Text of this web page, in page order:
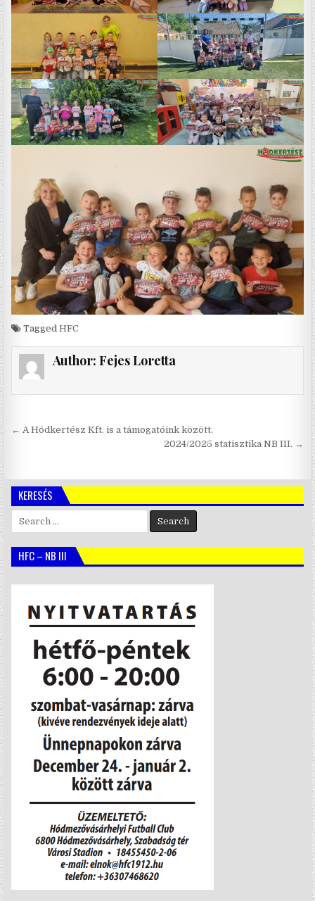
TaggedHFC
Author: Fejes Loretta
Bejegyzés
← A Hódkertész Kft. is a támogatóink között.
2024/2025 statisztika NB III. →
KERESÉS
HFC – NB III